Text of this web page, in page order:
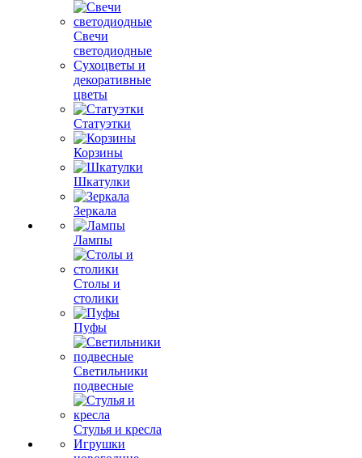
Свечи
светодиодные
Сухоцветы и
декоративные
цветы
Статуэтки
Корзины
Шкатулки
Зеркала
Лампы
Столы и
столики
Пуфы
Светильники
подвесные
Стулья и кресла
Игрушки